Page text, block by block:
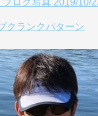
クランクパターン